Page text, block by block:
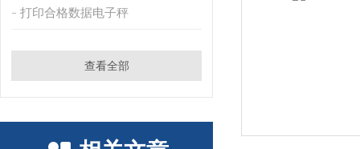
打印合格数据电子秤
查看全部